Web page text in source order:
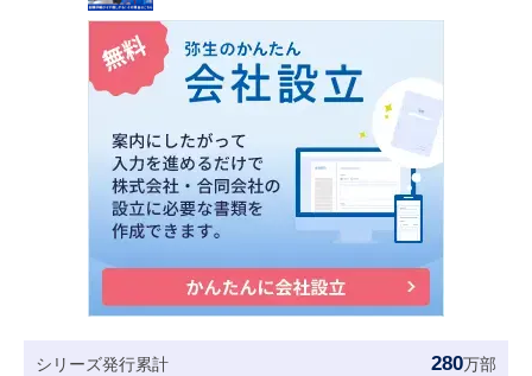
シリーズ発行累計 280万部